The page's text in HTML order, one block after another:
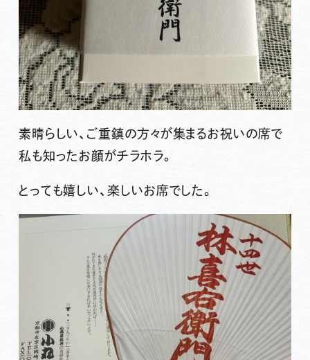
素晴らしい、ご重鎮の方々が集まるお祝いの席で
私も知ったお顔がチラホラ。
とっても嬉しい、楽しいお席でした。